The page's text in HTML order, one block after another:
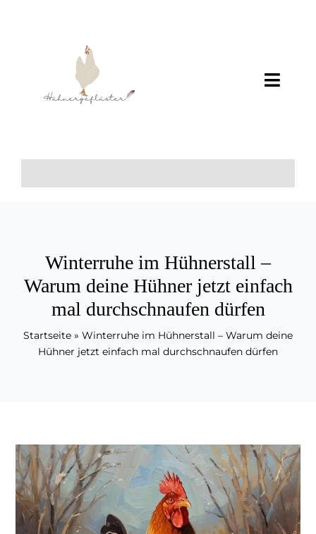
Winterruhe im Hühnerstall –
Warum deine Hühner jetzt einfach
mal durchschnaufen dürfen
Startseite » Winterruhe im Hühnerstall – Warum deine
Hühner jetzt einfach mal durchschnaufen dürfen